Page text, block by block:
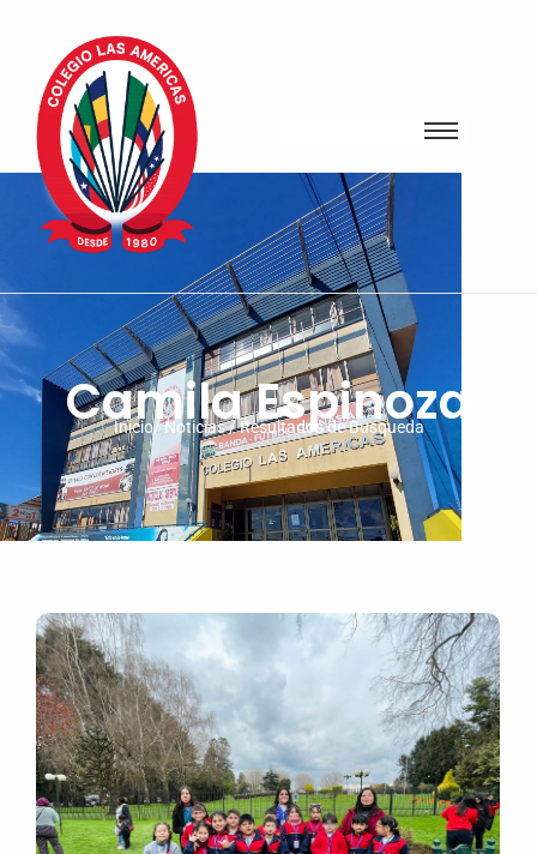
Camila Espinoza
Inicio/ Noticias / Resultados de Busqueda